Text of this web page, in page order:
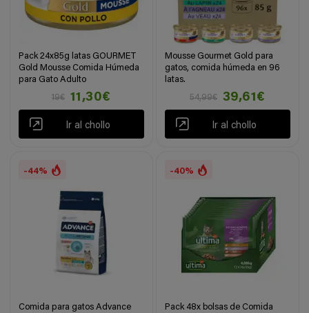
Pack 24x85g latas GOURMET
Gold Mousse Comida Húmeda
para Gato Adulto
19€
11,30€
Ir al chollo
Mousse Gourmet Gold para
gatos, comida húmeda en 96
latas.
54,99€
39,61€
Ir al chollo
-44%
Comida para gatos Advance
-40%
Pack 48x bolsas de Comida